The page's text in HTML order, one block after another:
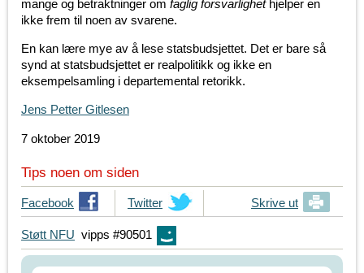
mange og betraktninger om faglig forsvarlighethjelper en
ikke frem til noen av svarene.
En kan lære mye av å lese statsbudsjettet. Det er bare så
synd at statsbudsjettet er realpolitikk og ikke en
eksempelsamling i departemental retorikk.
Jens Petter Gitlesen
7 oktober 2019
Tips noen om siden
T
i
p
s
Facebook
T
i
p
s
Twitter Skrive ut
Støtt NFU vipps #90501